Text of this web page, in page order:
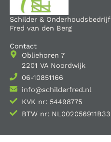
Schilder & Onderhoudsbedrijf
Fred van den Berg
Contact
Obliehoren 7
2201 VA Noordwijk
06-10851166
info@schilderfred.nl
KVK nr: 54498775
BTW nr: NL002056911B33